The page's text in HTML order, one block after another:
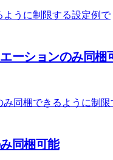
うに制限する設定例で
ーションのみ同梱
同梱できるように制限
同梱可能